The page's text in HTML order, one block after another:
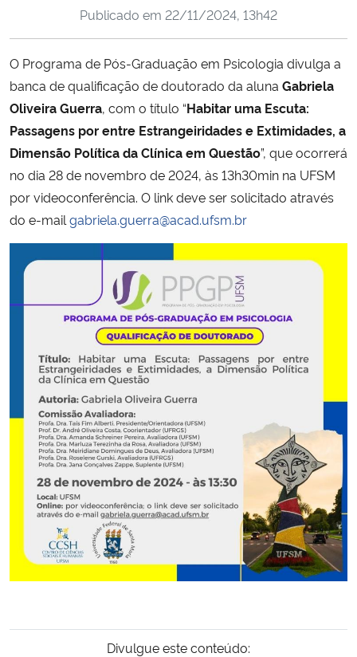
Ministério da Cidadania
Ministério de Minas e Energia
Ministério da Ciência, Tecnologia, Inovações e Comunicações
Ministério do Meio Ambiente
Ministério do Turismo
Ministério do Desenvolvimento Regional
Controladoria-Geral da União
Ministério da Mulher, da Família e dos Direitos Humanos
Secretaria-Geral
Secretaria de Governo
Gabinete de Segurança Institucional
Advocacia-Geral da União
Banco Central do Brasil
Publicado em 22/11/2024, 13h42
O Programa de Pós-Graduação em Psicologia divulga a
banca de qualificação de doutorado da aluna Gabriela
Oliveira Guerra, com o título “Habitar uma Escuta:
Passagens por entre Estrangeiridades e Extimidades, a
Dimensão Política da Clínica em Questão”, que ocorrerá
no dia 28 de novembro de 2024, às 13h30min na UFSM
por videoconferência. O link deve ser solicitado através
do e-mail gabriela.guerra@acad.ufsm.br
Divulgue este conteúdo: